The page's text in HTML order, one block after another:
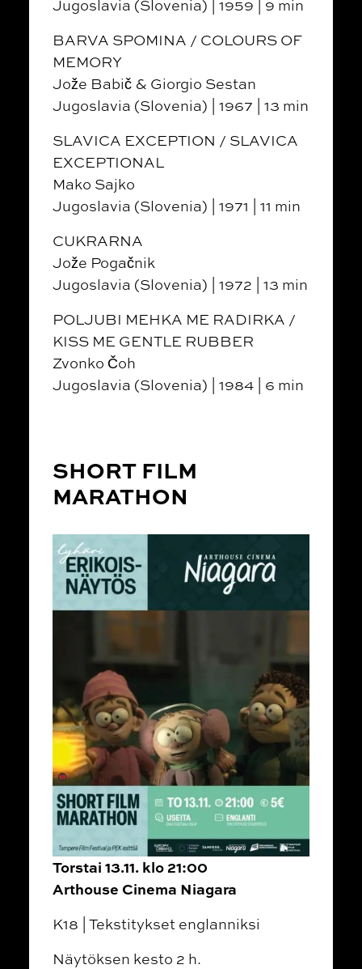
Jugoslavia (Slovenia) | 1959 | 9 min
BARVA SPOMINA / COLOURS OF
MEMORY
Jože Babič & Giorgio Sestan
Jugoslavia (Slovenia) | 1967 | 13 min
SLAVICA EXCEPTION / SLAVICA
EXCEPTIONAL
Mako Sajko
Jugoslavia (Slovenia) | 1971 | 11 min
CUKRARNA
Jože Pogačnik
Jugoslavia (Slovenia) | 1972 | 13 min
POLJUBI MEHKA ME RADIRKA /
KISS ME GENTLE RUBBER
Zvonko Čoh
Jugoslavia (Slovenia) | 1984 | 6 min
SHORT FILM
MARATHON
Torstai 13.11. klo 21:00
Arthouse Cinema Niagara
K18 | Tekstitykset englanniksi
Näytöksen kesto 2 h.